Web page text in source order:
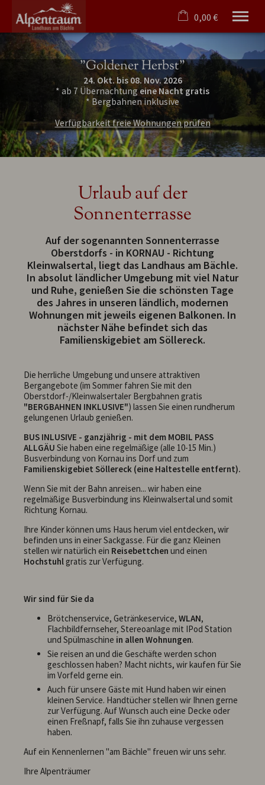
Ohne Zeitraum
Beliebige Personenzahl
Willkommen
Ferienwohnungen
Angebote
Oberstdorf
08326 384 31 36
0,00 €
Warenkorb ist leer
"Goldener Herbst"
24. Okt. bis 08. Nov. 2026
* ab 7 Übernachtungeine Nacht gratis
* Bergbahnen inklusive
Verfügbarkeit freie Wohnungen prüfen
Urlaub auf der
Sonnenterrasse
Auf der sogenannten Sonnenterrasse
Oberstdorfs - in KORNAU - Richtung
Kleinwalsertal, liegt das Landhaus am Bächle.
In absolut ländlicher Umgebung mit viel Natur
und Ruhe, genießen Sie die schönsten Tage
des Jahres in unseren ländlich, modernen
Wohnungen mit jeweils eigenen Balkonen. In
nächster Nähe befindet sich das
Familienskigebiet am Söllereck.
Die herrliche Umgebung und unsere attraktiven
Bergangebote (im Sommer fahren Sie mit den
Oberstdorf-/Kleinwalsertaler Bergbahnen gratis
"BERGBAHNEN INKLUSIVE") lassen Sie einen rundherum
gelungenen Urlaub genießen.
BUS INLUSIVE - ganzjährig - mit dem MOBIL PASS
ALLGÄU Sie haben eine regelmäßige (alle 10-15 Min.)
Busverbindung von Kornau ins Dorf und zum
Familienskigebiet Söllereck (eine Haltestelle entfernt).
Wenn Sie mit der Bahn anreisen... wir haben eine
regelmäßige Busverbindung ins Kleinwalsertal und somit
Richtung Kornau.
Ihre Kinder können ums Haus herum viel entdecken, wir
befinden uns in einer Sackgasse. Für die ganz Kleinen
stellen wir natürlich ein Reisebettchen und einen
Hochstuhlgratis zur Verfügung.
Wir sind für Sie da
Brötchenservice, Getränkeservice, WLAN,
Flachbildfernseher, Stereoanlage mit IPod Station
und Spülmaschine in allen Wohnungen.
Sie reisen an und die Geschäfte werden schon
geschlossen haben? Macht nichts, wir kaufen für Sie
im Vorfeld gerne ein.
Auch für unsere Gäste mit Hund haben wir einen
kleinen Service. Handtücher stellen wir Ihnen gerne
zur Verfügung. Auf Wunsch auch eine Decke oder
einen Freßnapf, falls Sie ihn zuhause vergessen
haben.
Auf ein Kennenlernen "am Bächle" freuen wir uns sehr.
Ihre Alpenträumer